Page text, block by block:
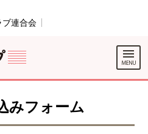
ウで開きます。
ブ連合会
みフォーム